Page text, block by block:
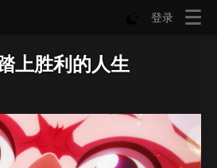
登录
上胜利的人生